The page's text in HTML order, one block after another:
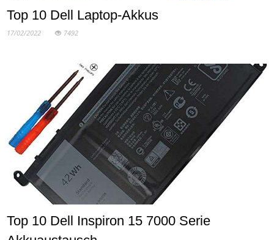
Top 10 Dell Laptop-Akkus
17/02/2022 7492
Top 10 Dell Inspiron 15 7000 Serie